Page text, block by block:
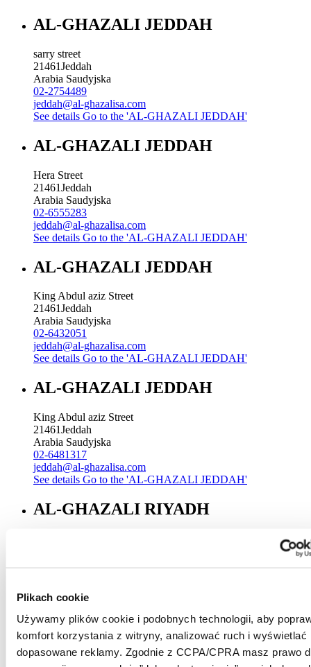
Plikach cookie
Używamy plików cookie i podobnych technologii, aby
komfort korzystania z witryny, analizować ruch i wyświetlać
dopasowane reklamy. Zgodnie z CCPA/CPRA masz prawo
AL-GHAZALI JEDDAH
sarry street
21461Jeddah
Arabia Saudyjska
02-2754489
jeddah@al-ghazalisa.com
See details Go to the 'AL-GHAZALI JEDDAH'
AL-GHAZALI JEDDAH
Hera Street
21461Jeddah
Arabia Saudyjska
02-6555283
jeddah@al-ghazalisa.com
See details Go to the 'AL-GHAZALI JEDDAH'
AL-GHAZALI JEDDAH
King Abdul aziz Street
21461Jeddah
Arabia Saudyjska
02-6432051
jeddah@al-ghazalisa.com
See details Go to the 'AL-GHAZALI JEDDAH'
AL-GHAZALI JEDDAH
King Abdul aziz Street
21461Jeddah
Arabia Saudyjska
02-6481317
jeddah@al-ghazalisa.com
See details Go to the 'AL-GHAZALI JEDDAH'
AL-GHAZALI RIYADH
See detailsGo to the 'AL-GHAZALI RIYADH'
AL-GHAZALI RIYADH
Batha